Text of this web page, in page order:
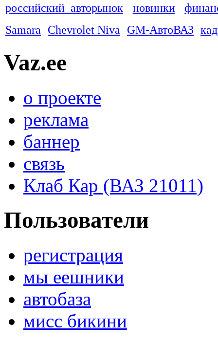
российский авторынок
новинки
Samara
Chevrolet Niva GM-АвтоВАЗ
Vaz.ee
о проекте
реклама
баннер
связь
Клаб Кар (ВАЗ 21011)
Пользователи
регистрация
мы еешники
автобаза
мисс бикини